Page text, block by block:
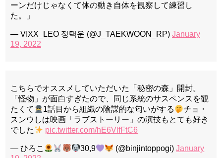
ーンだけじゃなくて体の動き自体を観察して練習し
た。」
— VIXX_LEO 정택운 (@J_TAEKWOON_RP) January
19, 2022
こちらでオススメしていただいた「秘密の森」開封。
「怪物」が面白すぎたので、同じ系統のサスペンスを観
たくて
1話目から組織の陰謀的な匂いがする
チョ・
スンウしは映画「ラブストーリー」の演技もとても好き
でした
pic.twitter.com/hE6VlfFtC6
— ひろこ 30,9 (@binjintoppogi)January